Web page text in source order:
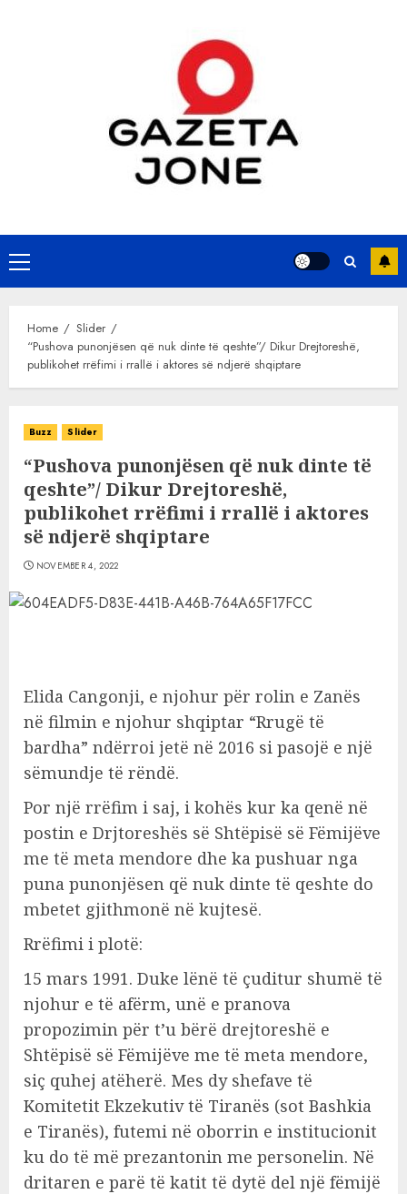
Primary
Menu
Home
Slider
“Pushova punonjësen që nuk dinte të qeshte”/ Dikur Drejtoreshë,
publikohet rrëfimi i rrallë i aktores së ndjerë shqiptare
Buzz Slider
“Pushova punonjësen që nuk dinte të
qeshte”/ Dikur Drejtoreshë,
publikohet rrëfimi i rrallë i aktores
së ndjerë shqiptare
NOVEMBER 4, 2022
Elida Cangonji, e njohur për rolin e Zanës
në filmin e njohur shqiptar “Rrugë të
bardha” ndërroi jetë në 2016 si pasojë e një
sëmundje të rëndë.
Por një rrëfim i saj, i kohës kur ka qenë në
postin e Drjtoreshës së Shtëpisë së Fëmijëve
me të meta mendore dhe ka pushuar nga
puna punonjësen që nuk dinte të qeshte do
mbetet gjithmonë në kujtesë.
Rrëfimi i plotë:
15 mars 1991. Duke lënë të çuditur shumë të
njohur e të afërm, unë e pranova
propozimin për t’u bërë drejtoreshë e
Shtëpisë së Fëmijëve me të meta mendore,
siç quhej atëherë. Mes dy shefave të
Komitetit Ekzekutiv të Tiranës (sot Bashkia
e Tiranës), futemi në oborrin e institucionit
ku do të më prezantonin me personelin. Në
dritaren e parë të katit të dytë del një fëmijë